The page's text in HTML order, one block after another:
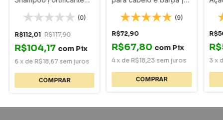
| 250ml
(0)
R$112,01 R$117,90
R$104,17 com Pix
6 x de R$18,67 sem juros
Man Grooming | 250 ml
(9)
R$72,90
R$67,80 com Pix
4 x de R$18,23 sem juros 3 x